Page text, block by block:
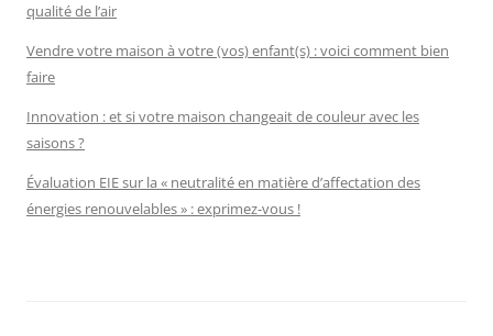
qualité de l’air
Vendre votre maison à votre (vos) enfant(s) : voici comment bien
faire
Innovation : et si votre maison changeait de couleur avec les
saisons ?
Évaluation EIE sur la « neutralité en matière d’affectation des
énergies renouvelables » : exprimez-vous !